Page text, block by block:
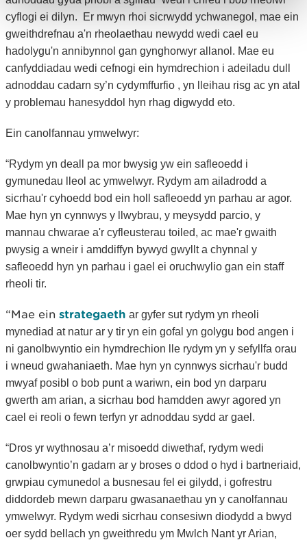
cyflogi ei dilyn. Er mwyn rhoi sicrwydd ychwanegol, mae ein
gweithdrefnau a'n rheolaethau newydd wedi cael eu
hadolygu'n annibynnol gan gynghorwyr allanol. Mae eu
canfyddiadau wedi cefnogi ein hymdrechion i adeiladu dull
adnoddau cadarn sy’n cydymffurfio , yn lleihau risg ac yn atal
y problemau hanesyddol hyn rhag digwydd eto.
Ein canolfannau ymwelwyr:
“Rydym yn deall pa mor bwysig yw ein safleoedd i
gymunedau lleol ac ymwelwyr. Rydym am ailadrodd a
sicrhau'r cyhoedd bod ein holl safleoedd yn parhau ar agor.
Mae hyn yn cynnwys y llwybrau, y meysydd parcio, y
mannau chwarae a'r cyfleusterau toiled, ac mae'r gwaith
pwysig a wneir i amddiffyn bywyd gwyllt a chynnal y
safleoedd hyn yn parhau i gael ei oruchwylio gan ein staff
rheoli tir.
“Mae ein strategaeth ar gyfer sut rydym yn rheoli
mynediad at natur ar y tir yn ein gofal yn golygu bod angen i
ni ganolbwyntio ein hymdrechion lle rydym yn y sefyllfa orau
i wneud gwahaniaeth. Mae hyn yn cynnwys sicrhau'r budd
mwyaf posibl o bob punt a wariwn, ein bod yn darparu
gwerth am arian, a sicrhau bod hamdden awyr agored yn
cael ei reoli o fewn terfyn yr adnoddau sydd ar gael.
“Dros yr wythnosau a’r misoedd diwethaf, rydym wedi
canolbwyntio’n gadarn ar y broses o ddod o hyd i bartneriaid,
grwpiau cymunedol a busnesau fel ei gilydd, i gofrestru
diddordeb mewn darparu gwasanaethau yn y canolfannau
ymwelwyr. Rydym wedi sicrhau consesiwn diodydd a bwyd
oer sydd bellach yn gweithredu ym Mwlch Nant yr Arian,